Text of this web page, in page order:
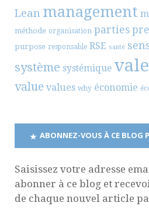
Lean management
méthode organisation parties
purpose responsable RSE santé
système systémique
value values why économie
ABONNEZ-VOUS À CE BLOG
Saisissez votre adresse
abonner à ce blog et
de chaque nouvel article